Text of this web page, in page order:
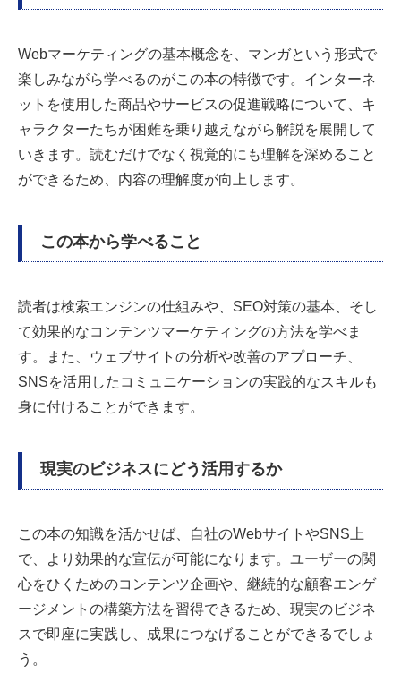
Webマーケティングの基本概念を、マンガという形式で
楽しみながら学べるのがこの本の特徴です。インターネ
ットを使用した商品やサービスの促進戦略について、キ
ャラクターたちが困難を乗り越えながら解説を展開して
いきます。読むだけでなく視覚的にも理解を深めること
ができるため、内容の理解度が向上します。
この本から学べること
読者は検索エンジンの仕組みや、SEO対策の基本、そし
て効果的なコンテンツマーケティングの方法を学べま
す。また、ウェブサイトの分析や改善のアプローチ、
SNSを活用したコミュニケーションの実践的なスキルも
身に付けることができます。
現実のビジネスにどう活用するか
この本の知識を活かせば、自社のWebサイトやSNS上
で、より効果的な宣伝が可能になります。ユーザーの関
心をひくためのコンテンツ企画や、継続的な顧客エンゲ
ージメントの構築方法を習得できるため、現実のビジネ
スで即座に実践し、成果につなげることができるでしょ
う。